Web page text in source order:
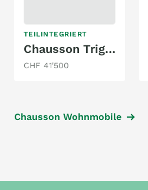
TEILINTEGRIERT
Chausson Trigano FD4
CHF 41'500
Chausson Wohnmobile